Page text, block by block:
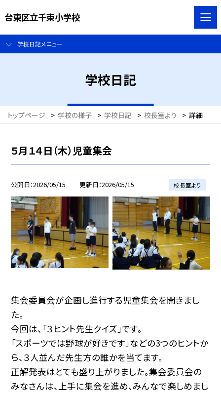
台東区立千束小学校
学校日記メニュー
学校日記
トップページ > 学校の様子 > 学校日記 > 校長室より > 詳細
５月１４日（木）児童集会
公開日 2026/05/15 更新日 2026/05/15 校長室より
集会委員会が企画し進行する児童集会を開きまし
た。
今回は、「３ヒント先生クイズ」です。
「スポーツでは野球が好きです」などの3つのヒントか
ら、３人並んだ先生方の誰かを当てます。
正解発表はとても盛り上がりました。集会委員会の
みなさんは、上手に集会を進め、みんなで楽しめまし